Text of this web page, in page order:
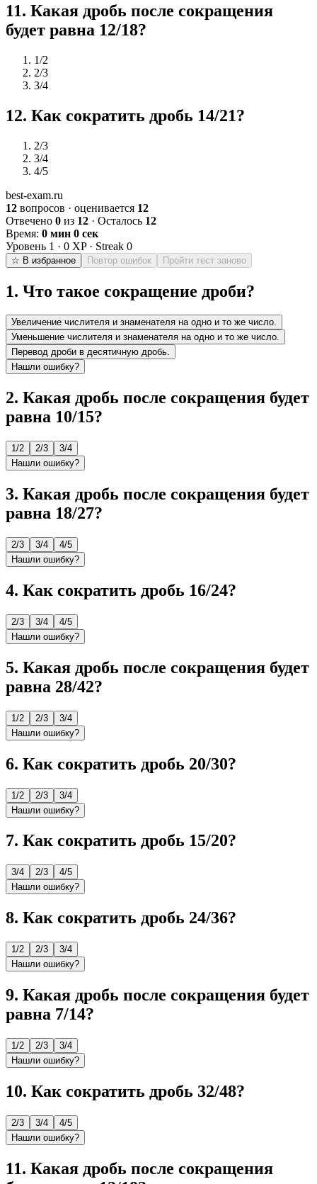
11. Какая дробь после сокращения
будет равна 12/18?
1/2
2/3
3/4
12. Как сократить дробь 14/21?
2/3
3/4
4/5
best-exam.ru
12 вопросов · оценивается 12
Отвечено 0 из 12 · Осталось 12
Время: 0 мин 0 сек
Уровень 1 · 0 XP · Streak 0
☆ В избранное Повтор ошибок Пройти тест заново
1. Что такое сокращение дроби?
Увеличение числителя и знаменателя на одно и то же число.
Уменьшение числителя и знаменателя на одно и то же число.
Перевод дроби в десятичную дробь.
Нашли ошибку?
2. Какая дробь после сокращения будет
равна 10/15?
1/2 2/3
3/4
Нашли ошибку?
3. Какая дробь после сокращения будет
равна 18/27?
2/3 3/4
4/5
Нашли ошибку?
4. Как сократить дробь 16/24?
2/3 3/4
4/5
Нашли ошибку?
5. Какая дробь после сокращения будет
равна 28/42?
1/2 2/3
3/4
Нашли ошибку?
6. Как сократить дробь 20/30?
1/2 2/3
3/4
Нашли ошибку?
7. Как сократить дробь 15/20?
3/4 2/3
4/5
Нашли ошибку?
8. Как сократить дробь 24/36?
1/2 2/3
3/4
Нашли ошибку?
9. Какая дробь после сокращения будет
равна 7/14?
1/2 2/3
3/4
Нашли ошибку?
10. Как сократить дробь 32/48?
2/3 3/4
4/5
Нашли ошибку?
11. Какая дробь после сокращения